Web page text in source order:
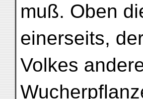
muß. Oben
einerseits,
Volkes